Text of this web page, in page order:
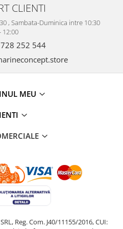
CLIENTI
, Sambata-Duminica intre 10:30
12:00
252 544
MEU
Reg. Com. J40/11155/2016, CUI: